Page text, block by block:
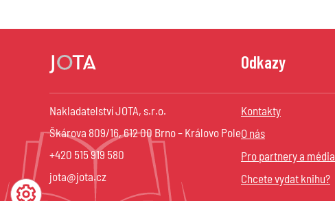
Nakladatelství JOTA, s.r.o.
Škárova 809/16, 612 00 Brno – Královo Pole
+420 515 919 580
jota@jota.cz
Odkazy
Kontakty
O nás
Pro partnery a média
Chcete vydat knihu?